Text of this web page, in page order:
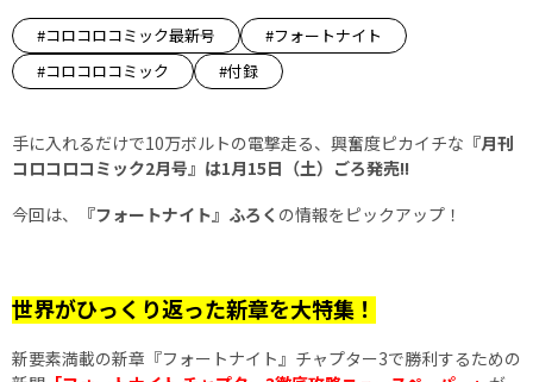
#コロコロコミック最新号
#フォートナイト
#コロコロコミック
#付録
手に入れるだけで10万ボルトの電撃走る、興奮度ピカイチな 『月刊
コロコロコミック2月号』は1月15日（土）ごろ発売!!
今回は、
『フォートナイト』ふろく の情報をピックアップ！
世界がひっくり返った新章を大特集！
新要素満載の新章『フォートナイト』チャプター3で勝利するための